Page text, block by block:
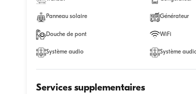
Panneau solaire Générateur
Douche de pont WiFi
Système audio Système
Services supplementaires